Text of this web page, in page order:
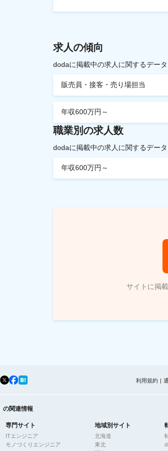
求人の傾向
dodaに掲載中の求人に関するデー
販売員・接客・売り場担当
年収600万円～
職業別の求人数
dodaに掲載中の求人に関するデー
年収600万円～
サイトに掲
利用規約
の関連情報
専門サイト
ITエンジニア
モノづくりエンジニア
地域別サイト
北海道
東北